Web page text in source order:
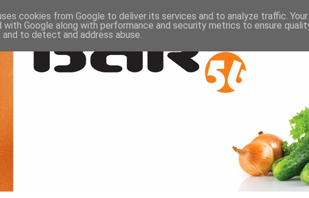
cookies from Google to deliver its services and to analyze traffic.
with Google along with performance and security metrics to ensure
to detect and address abuse.